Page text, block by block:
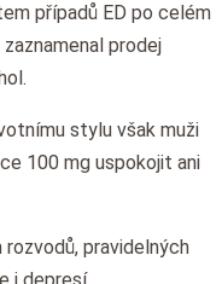
případů ED po celém
prodej
stylu však muži
100 mg uspokojit ani
rozvodů, pravidelných